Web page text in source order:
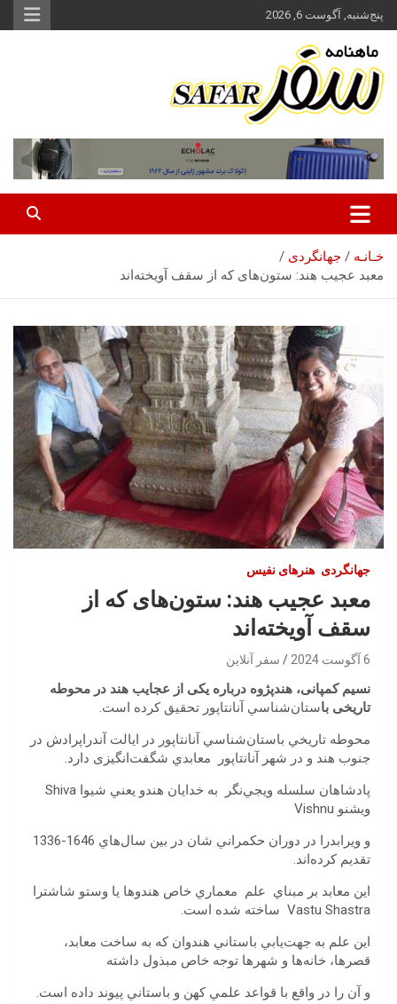
محتوا
بروید
پنج‌شنبه, آگوست 6, 2026
سفر آنلاین
خـانـه
جهانگردی
معبد عجیب هند: ستون‌های که از سقف آویخته‌اند
جهانگردی هنرهای نفیس
معبد عجیب هند: ستون‌های که از
سقف آویخته‌اند
6 آگوست 2024 سفر آنلاین
نسیم کمپانی، هندپژوه درباره یکی از عجایب هند در محوطه
تاریخی باستان‌شناسي آنانتاپور تحقیق کرده است.
محوطه تاريخي باستان‌شناسي آنانتاپور در ايالت آندراپرادش در
جنوب هند و در شهر آنانتاپور معابدي شگفت‌انگیزی دارد.
ويشنو Vishnu
و ويرابدرا در دوران حكمراني شان در بين سال‌هاي 1646-1336
تقديم كرده‌اند.
اين معابد بر مبناي علم معماري خاص هندوها يا وستو شاشترا
Vastu Shastra ساخته شده است.
اين علم به جهت‌يابي باستاني هندوان كه به ساخت معابد،
قصرها، خانه‌ها و شهرها توجه خاص مبذول داشته
و آن را در واقع با قواعد علمي كهن و باستاني پيوند داده است.